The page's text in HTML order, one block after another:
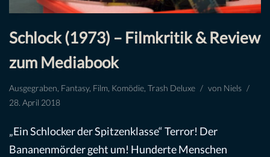
Schlock (1973) – Filmkritik & Review
zum Mediabook
Ausgegraben Fantasy, Film Komödie Trash Deluxe von Niels
28. April 2018
„Ein Schlocker der Spitzenklasse“ Terror! Der
Bananenmörder geht um! Hunderte Menschen